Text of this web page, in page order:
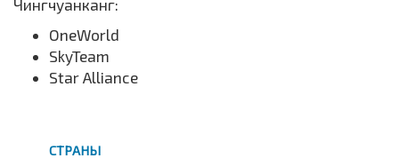
Чингчуанканг:
OneWorld
SkyTeam
Star Alliance
СТРАНЫ